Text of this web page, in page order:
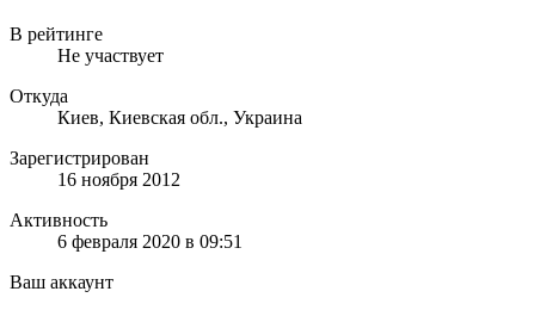
В рейтинге
Не участвует
Откуда
Киев, Киевская обл., Украина
Зарегистрирован
16 ноября 2012
Активность
6 февраля 2020 в 09:51
Ваш аккаунт